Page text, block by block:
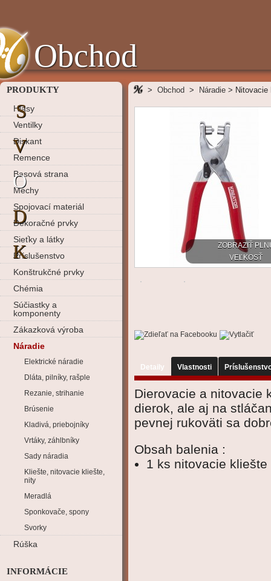
Obchod
PRODUKTY
Hlasy
Ventilky
Diskant
Remence
Basová strana
Mechy
Spojovací materiál
Dekoračné prvky
Sieťky a látky
Príslušenstvo
Konštrukčné prvky
Chémia
Súčiastky a
komponenty
Zákazková výroba
Náradie
Elektrické náradie
Dláta, pilníky, rašple
Rezanie, strihanie
Brúsenie
Kladivá, priebojníky
Vrtáky, záhlbníky
Sady náradia
Kliešte, nitovacie kliešte,
nity
Meradlá
Sponkovače, spony
Svorky
Rúška
INFORMÁCIE
S
V
O
D
K
> Obchod > Náradie >
ZOBRAZIŤ
VEĽKOSŤ
Detaily Vlastnosti
Dierovacie a nitovacie
dierok, ale aj na
pevnej rukoväti sa
Obsah balenia :
1 ks nitovacie